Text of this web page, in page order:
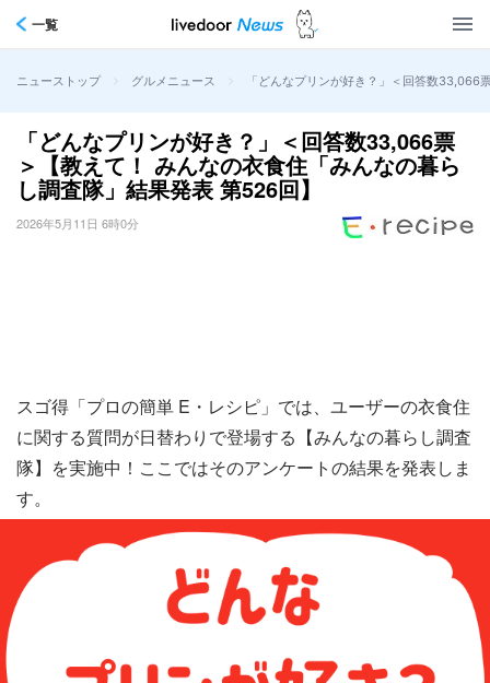
一覧
ニューストップ > グルメニュース > 「どんなプリンが好き？」＜回答数
「どんなプリンが好き？」＜回答数33,066票
＞【教えて！ みんなの衣食住「みんなの暮ら
し調査隊」結果発表 第526回】
2026年5月11日 6時0分
スゴ得「プロの簡単 E・レシピ」では、ユーザーの衣食住
に関する質問が日替わりで登場する【みんなの暮らし調査
隊】を実施中！ここではそのアンケートの結果を発表しま
す。